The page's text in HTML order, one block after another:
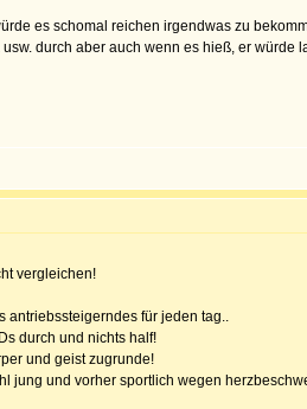
es schomal reichen irgendwas zu
durch aber auch wenn es hieß, er
vergleichen!
antriebssteigerndes für jeden tag..
durch und nichts half!
und geist zugrunde!
jung und vorher sportlich wegen